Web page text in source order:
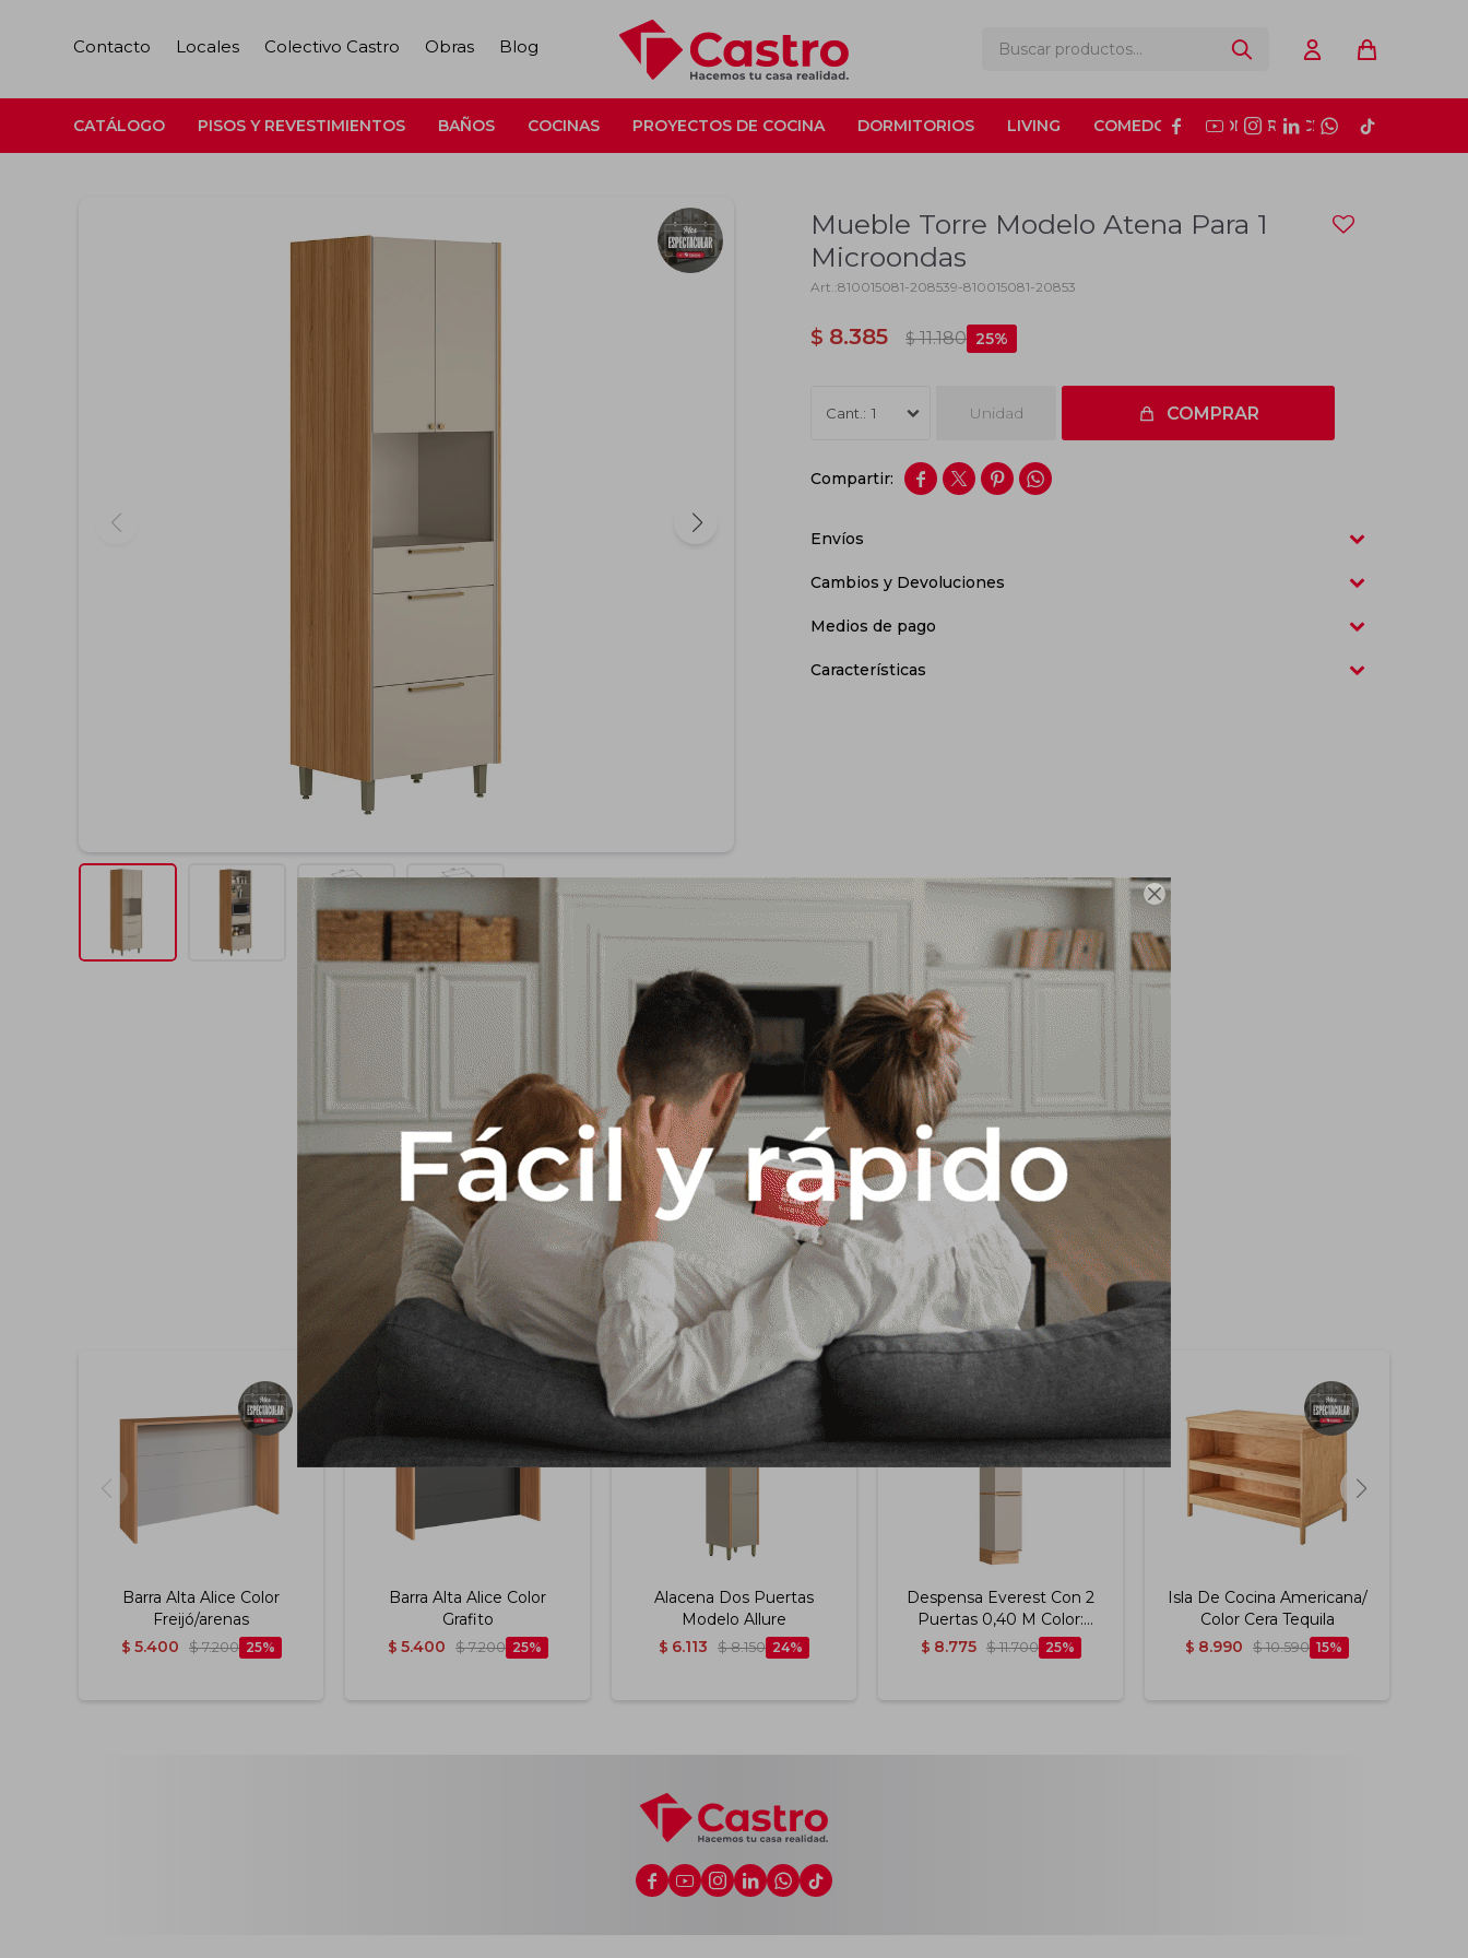

CATÁLOGO PISOS Y REVESTIMIENTOS BAÑOS COCINAS PROYECTOS DE COCINA DORMITORIOS LIVING COMEDOR CONSTRUCCIÓN
     
Contacto Locales Colectivo Castro Obras Blog
Mueble Torre Modelo Atena Para 1
Microondas
810015081-208539-810015081-20853
$ 8.385 $ 11.180 25
1 Unidad COMPRAR
   
Envíos
Cambios y Devoluciones
Medios de pago
Características
Descripción
BISAGRAS CON AMORTIGUACIÓN - PATAS CON REGULAJEN DE ALTURA - CAJONES CON XORREDERA
TELESCOPICA - ESPACIO PARA MICROONDAS - SALIDA DE AIRE CALIENTE AL FONDO - MANIJA DORADA -
ALTO - 230 CM MARCOS LATERALES CON DETALLE ONDULADO - MATERIAL 100% MDF
Productos que te pueden interesar
Barra Alta Alice Color
Freijó/arenas
$ 5.400 $ 7.200 25
Barra Alta Alice Color
Grafito
$ 5.400 $ 7.200 25
Alacena Dos Puertas
Modelo Allure
$ 6.113 $ 8.150 24
Despensa Everest Con 2
Puertas 0,40 M Color:
Carvalho/panna
$ 8.775 $ 11.700 25
Isla De Cocina Americana/
Color Cera Tequila
$ 8.990 $ 10.590 15
     